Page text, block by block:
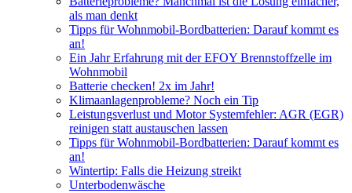
als man denkt
Tipps für Wohnmobil-Bordbatterien: Darauf kommt es
an!
Ein Jahr Erfahrung mit der EFOY Brennstoffzelle im
Wohnmobil
Batterie checken! 2x im Jahr!
Klimaanlagenprobleme? Noch ein Tip
Leistungsverlust und Motor Systemfehler: AGR (EGR)
reinigen statt austauschen lassen
Tipps für Wohnmobil-Bordbatterien: Darauf kommt es
an!
Wintertip: Falls die Heizung streikt
Unterbodenwäsche